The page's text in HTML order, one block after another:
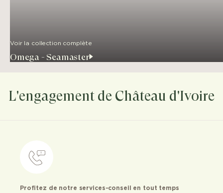
Voir la collection complète
Omega - Seamaster
L'engagement de Château d'Ivoire
Profitez de notre services-conseil en tout temps